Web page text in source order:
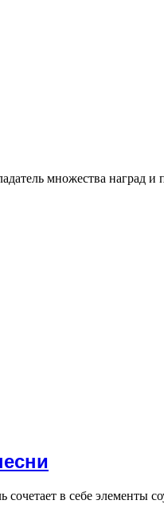
множества наград и
в себе элементы